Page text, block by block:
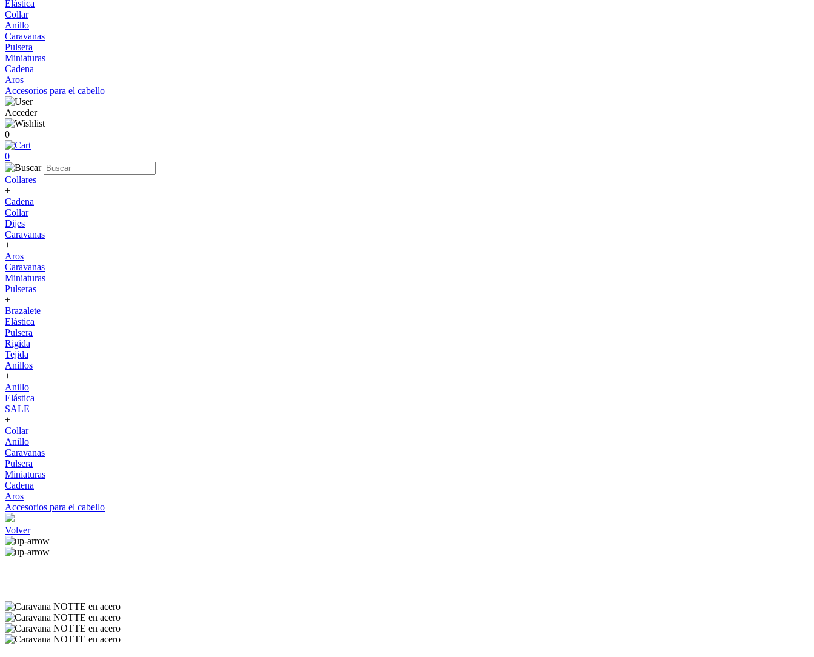
Elástica
Collar
Anillo
Caravanas
Pulsera
Miniaturas
Cadena
Aros
Accesorios para el cabello
Acceder
0
0
Collares
+
Cadena
Collar
Dijes
Caravanas
+
Aros
Caravanas
Miniaturas
Pulseras
+
Brazalete
Elástica
Pulsera
Rigida
Tejida
Anillos
+
Anillo
Elástica
SALE
+
Collar
Anillo
Caravanas
Pulsera
Miniaturas
Cadena
Aros
Accesorios para el cabello
Volver